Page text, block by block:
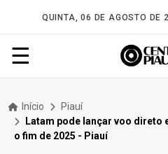
QUINTA, 06 DE AGOSTO DE
☰
Início
Piauí
Latam pode lançar voo direto
o fim de 2025 - Piauí